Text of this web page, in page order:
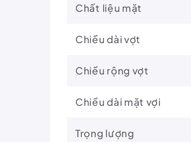
Chất liệu mặt
Chiều dài vợt
Chiều rộng vợt
Chiều dài mặt vợi
Trọng lượng